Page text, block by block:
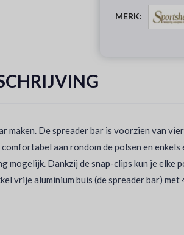
MERK:
maken. De spreader bar is voorzien van
aan rondom de polsen en
Dankzij de snap-clips kun je elke
vrije aluminium buis (de spreader bar)